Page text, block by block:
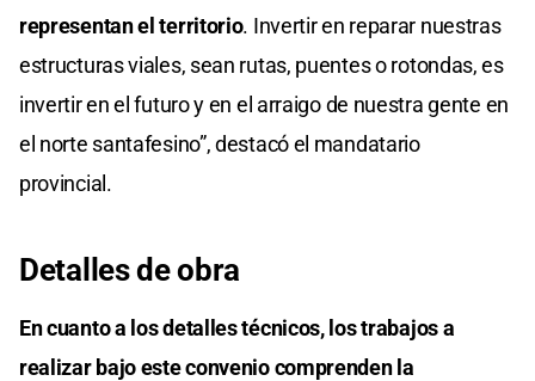
representan el territorio. Invertir en reparar nuestras
estructuras viales, sean rutas, puentes o rotondas, es
invertir en el futuro y en el arraigo de nuestra gente en
el norte santafesino”, destacó el mandatario
provincial.
Detalles de obra
En cuanto a los detalles técnicos, los trabajos a
realizar bajo este convenio comprenden la